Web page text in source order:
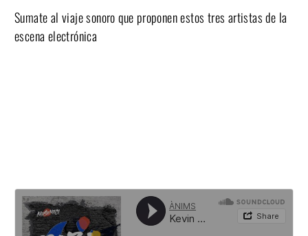
Sumate al viaje sonoro que proponen estos tres artistas de la
escena electrónica